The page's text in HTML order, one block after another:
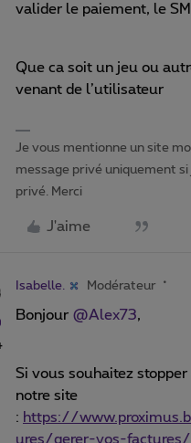
valider le paiement, le
Que ca soit un jeu ou
venant de l’utilisateur
Je vous mentionne un site
message privé uniquement
privé. Merci
J'aime
Isabelle. Modérateur
Bonjour @Alex73,
Si vous souhaitez
notre site
: https://
ures/gerer-vos-